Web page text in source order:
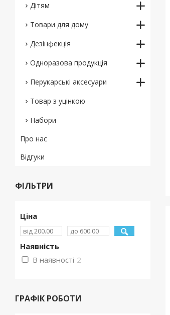
Дітям
Товари для дому
Дезінфекція
Одноразова продукція
Перукарські аксесуари
Товар з уцінкою
Набори
Про нас
Відгуки
ФІЛЬТРИ
Ціна
Наявність
В наявності 2
ГРАФІК РОБОТИ